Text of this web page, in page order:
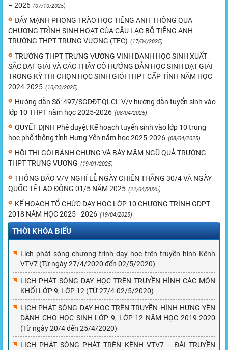
– 2026 (07/10/2025)
ĐẨY MẠNH PHONG TRÀO HỌC TIẾNG ANH THÔNG QUA
CHƯƠNG TRÌNH SINH HOẠT CỦA CÂU LẠC BỘ TIẾNG ANH
TRƯỜNG THPT TRƯNG VƯƠNG (TEC) (17/04/2025)
TRƯỜNG THPT TRƯNG VƯƠNG VINH DANH HỌC SINH XUẤT
SẮC ĐẠT GIẢI VÀ CÁC THẦY CÔ HƯỚNG DẪN HỌC SINH ĐẠT GIẢI
TRONG KỲ THI CHỌN HỌC SINH GIỎI THPT CẤP TỈNH NĂM HỌC
2024-2025 (10/03/2025)
Hướng dẫn Số: 497/SGDĐT-QLCL V/v hướng dẫn tuyển sinh vào
lớp 10 THPT năm học 2025-2026 (08/04/2025)
QUYẾT ĐỊNH Phê duyệt Kế hoạch tuyển sinh vào lớp 10 trung
học phổ thông tỉnh Hưng Yên năm học 2025-2026 (08/04/2025)
HỘI THI GÓI BÁNH CHƯNG VÀ BÀY MÂM NGŨ QUẢ TRƯỜNG
THPT TRƯNG VƯƠNG (19/01/2025)
THÔNG BÁO V/V NGHỈ LỄ NGÀY CHIẾN THẮNG 30/4 VÀ NGÀY
QUỐC TẾ LAO ĐỘNG 01/5 NĂM 2025 (22/04/2025)
KẾ HOẠCH TỔ CHỨC DẠY HỌC LỚP 10 CHƯƠNG TRÌNH GDPT
2018 NĂM HỌC 2025 - 2026 (19/04/2025)
THỜI KHÓA BIỂU
Lịch phát sóng chương trình dạy học trên truyền hình Kênh
VTV7 (Từ ngày 27/4/2020 đến 02/5/2020)
LỊCH PHÁT SÓNG DẠY HỌC TRÊN TRUYỀN HÌNH CÁC MÔN
KHỐI LỚP 9, LỚP 12 (TỪ 27/4-02/5/2020)
LỊCH PHÁT SÓNG DẠY HỌC TRÊN TRUYỀN HÌNH HƯNG YÊN
DÀNH CHO HỌC SINH LỚP 9, LỚP 12 NĂM HỌC 2019-2020
(Từ ngày 20/4 đến 25/4/2020)
LỊCH PHÁT SÓNG PHÁT TRÊN KÊNH VTV7 – ĐÀI TRUYỀN